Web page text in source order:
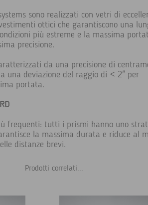
sono realizzati con vetri di
ottici che garantiscono una
più estreme e la massima
precisione.
da una precisione di
una deviazione del raggio di < 2" per
portata.
frequenti: tutti i prismi hanno uno
la massima durata e riduce al
distanze brevi.
Prodotti correlati...